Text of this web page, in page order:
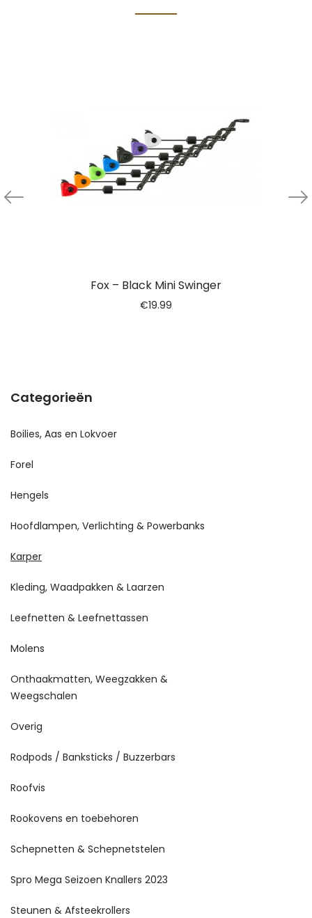
Fox – Black Mini Swinger
€19.99
Categorieën
Boilies, Aas en Lokvoer
Forel
Hengels
Hoofdlampen, Verlichting & Powerbanks
Karper
Kleding, Waadpakken & Laarzen
Leefnetten & Leefnettassen
Molens
Onthaakmatten, Weegzakken &
Weegschalen
Overig
Rodpods / Banksticks / Buzzerbars
Roofvis
Rookovens en toebehoren
Schepnetten & Schepnetstelen
Spro Mega Seizoen Knallers 2023
Steunen & Afsteekrollers